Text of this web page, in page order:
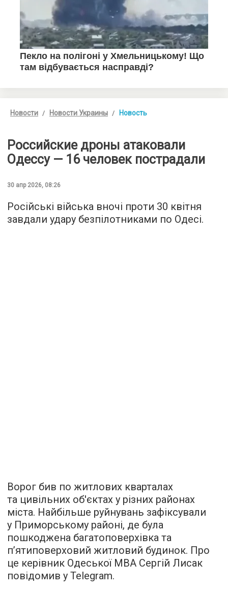
Новости Новости Украины Новость
Российские дроны атаковали
Одессу — 16 человек пострадали
30 апр 2026, 08:26
Російські війська вночі проти 30 квітня
завдали удару безпілотниками по Одесі.
Ворог бив по житлових кварталах
та цивільних об'єктах у різних районах
міста. Найбільше руйнувань зафіксували
у Приморському районі, де була
пошкоджена багатоповерхівка та
п’ятиповерховий житловий будинок. Про
це керівник Одеської МВА Сергій Лисак
повідомив у Telegram.